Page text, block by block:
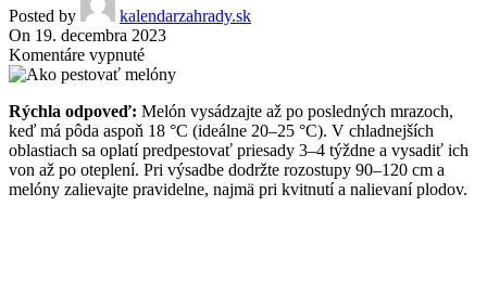
Posted by
kalendarzahrady.sk
On 19. decembra 2023
Komentáre vypnuténa
Ako
melóny:
kedy
sadiť
melón,
výsadba
Rýchla odpoveď: Melón vysádzajte až po posledných mrazoch,
keď má pôda aspoň 18 °C (ideálne 20–25 °C). V chladnejších
oblastiach sa oplatí predpestovať priesady 3–4 týždne a vysadiť ich
von až po oteplení. Pri výsadbe dodržte rozostupy 90–120 cm a
melóny zalievajte pravidelne, najmä pri kvitnutí a nalievaní plodov.